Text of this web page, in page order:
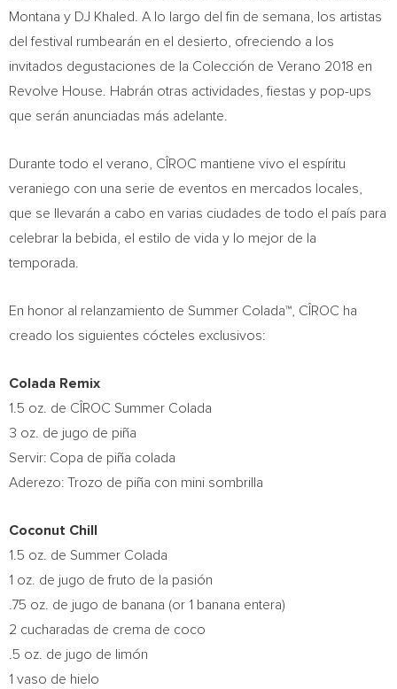
Montana y DJ Khaled. A lo largo del fin de semana, los artistas
del festival rumbearán en el desierto, ofreciendo a los
invitados degustaciones de la Colección de Verano 2018 en
Revolve House. Habrán otras actividades, fiestas y pop-ups
que serán anunciadas más adelante.
Durante todo el verano, CÎROC mantiene vivo el espíritu
veraniego con una serie de eventos en mercados locales,
que se llevarán a cabo en varias ciudades de todo el país para
celebrar la bebida, el estilo de vida y lo mejor de la
temporada.
En honor al relanzamiento de Summer Colada™, CÎROC ha
creado los siguientes cócteles exclusivos:
Colada Remix
1.5 oz. de CÎROC Summer Colada
3 oz. de jugo de piña
Servir: Copa de piña colada
Aderezo: Trozo de piña con mini sombrilla
Coconut Chill
1.5 oz. de Summer Colada
1 oz. de jugo de fruto de la pasión
.75 oz. de jugo de banana (or 1 banana entera)
2 cucharadas de crema de coco
.5 oz. de jugo de limón
1 vaso de hielo